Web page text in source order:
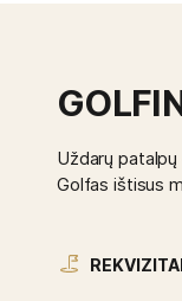
Uždarų
Golfas ištisus